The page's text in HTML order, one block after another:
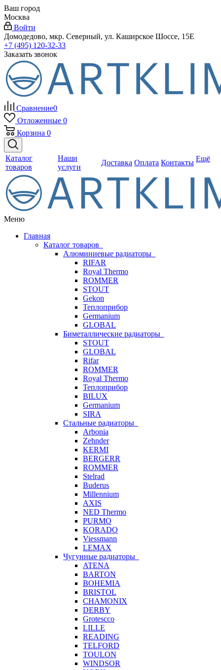
Ваш город
Москва
Войти
Домодедово, мкр. Северный, ул. Каширское Шоссе, 15Е
+7 (495) 120-32-33
Заказать звонок
Сравнение0
Отложенные 0
Корзина 0
Каталог
товаров
Наши
услуги
Доставка Оплата Контакты Ещё
Меню
Главная
Каталог товаров
Алюминиевые радиаторы
RIFAR
Royal Thermo
ROMMER
STOUT
Gekon
Теплоприбор
Germanium
GLOBAL
Биметаллические радиаторы
STOUT
GLOBAL
Rifar
ROMMER
Royal Thermo
Теплоприбор
BILUX
Germanium
SIRA
Стальные радиаторы
Arbonia
Zehnder
KERMI
BERGERR
ROMMER
Stelrad
Buderus
Millennium
AXIS
NED Thermo
PURMO
KORADO
Viessmann
LEMAX
Чугунные радиаторы
ATENA
BARTON
BOHEMIA
BRISTOL
CHAMONIX
DERBY
Grotescco
LILLE
READING
TELFORD
TOULON
WINDSOR